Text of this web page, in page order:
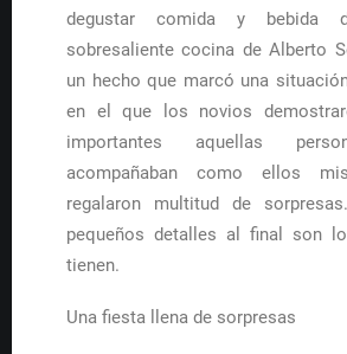
degustar comida y bebida
sobresaliente cocina de Alberto
un hecho que marcó una
en el que los novios
importantes aquellas
acompañaban como ellos
regalaron multitud de
pequeños detalles al final son
tienen.
Una fiesta llena de sorpresas